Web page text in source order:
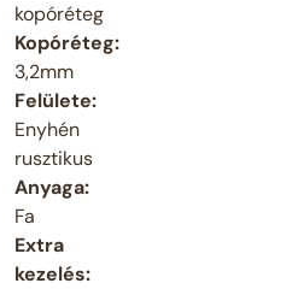
kopóréteg
Kopóréteg:
3,2mm
Felülete:
Enyhén
rusztikus
Anyaga:
Fa
Extra
kezelés: